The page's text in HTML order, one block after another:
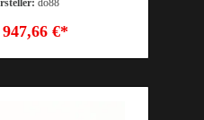
do88
947,66 €*